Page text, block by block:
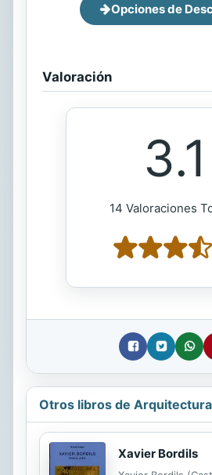
Opciones de
Valoración
3.1
14 Valoraciones
Otros libros de Arquitectura
Xavier Bordils